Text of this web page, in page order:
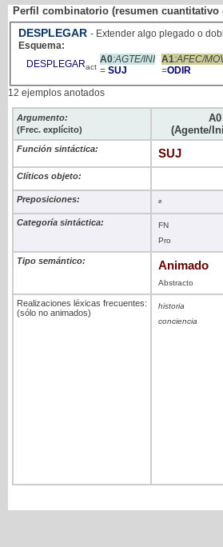
Perfil combinatorio (resumen
DESPLEGAR - Extender algo plegado o
Esquema:
DESPLEGARact
A0:AGTE/INI
= SUJ
A1:AFEC/
=ODIR
12 ejemplos anotados
Argumento:
(Frec. explícito)
A0
(Agente/
Función sintáctica: SUJ
Clíticos objeto:
Preposiciones: ø
Categoría sintáctica: FN
Pro
Tipo semántico: Animado
Abstracto
Realizaciones léxicas frecuentes:
(sólo no animados)
historia
conciencia